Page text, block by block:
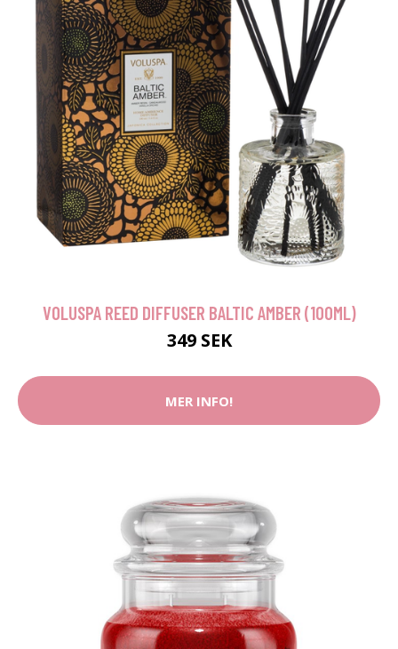
VOLUSPA REED DIFFUSER BALTIC AMBER (100ML)
349 SEK
MER INFO!